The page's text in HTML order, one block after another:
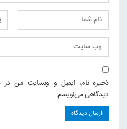
ذخیره نام، ایمیل و وبسایت من در
دیدگاهی می‌نویسم.